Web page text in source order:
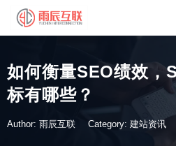
如何衡量SEO绩效，
标有哪些？
Author: 雨辰互联 Category: 建站资讯